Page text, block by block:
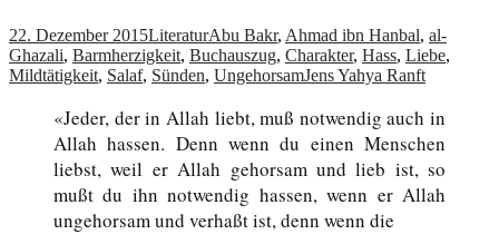
22. Dezember 2015LiteraturAbu Bakr, Ahmad ibn Hanbal, al-
Ghazali, Barmherzigkeit, Buchauszug, Charakter, Hass, Liebe,
Mildtätigkeit, Salaf, Sünden, UngehorsamJens Yahya Ranft
«Jeder, der in Allah liebt, muß notwendig auch in
Allah hassen. Denn wenn du einen Menschen
liebst, weil er Allah gehorsam und lieb ist, so
mußt du ihn notwendig hassen, wenn er Allah
ungehorsam und verhaßt ist, denn wenn die